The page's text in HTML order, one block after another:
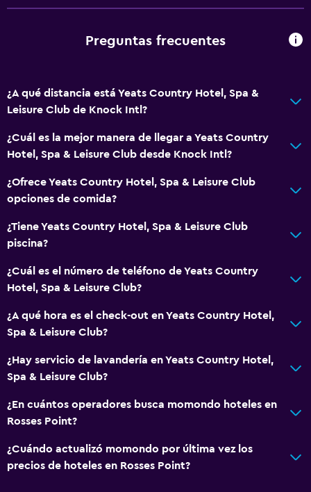
Preguntas frecuentes
¿A qué distancia está Yeats Country Hotel, Spa &
Leisure Club de Knock Intl?
¿Cuál es la mejor manera de llegar a Yeats Country
Hotel, Spa & Leisure Club desde Knock Intl?
¿Ofrece Yeats Country Hotel, Spa & Leisure Club
opciones de comida?
¿Tiene Yeats Country Hotel, Spa & Leisure Club
piscina?
¿Cuál es el número de teléfono de Yeats Country
Hotel, Spa & Leisure Club?
¿A qué hora es el check-out en Yeats Country Hotel,
Spa & Leisure Club?
¿Hay servicio de lavandería en Yeats Country Hotel,
Spa & Leisure Club?
¿En cuántos operadores busca momondo hoteles en
Rosses Point?
¿Cuándo actualizó momondo por última vez los
precios de hoteles en Rosses Point?